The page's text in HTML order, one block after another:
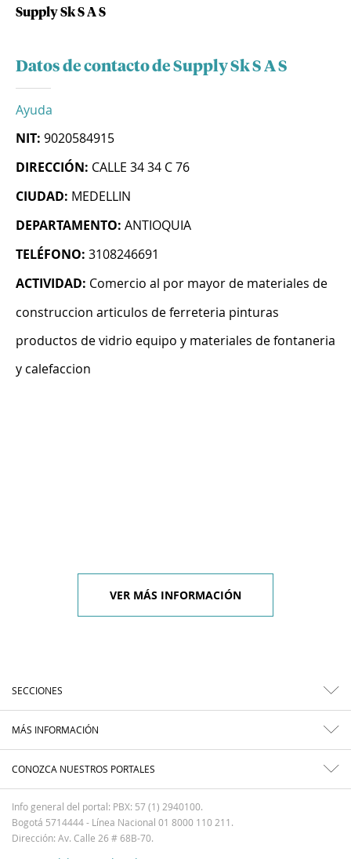
Supply Sk S A S
Datos de contacto de Supply Sk S A S
Ayuda
NIT: 9020584915
DIRECCIÓN: CALLE 34 34 C 76
CIUDAD: MEDELLIN
DEPARTAMENTO: ANTIOQUIA
TELÉFONO: 3108246691
ACTIVIDAD: Comercio al por mayor de materiales de
construccion articulos de ferreteria pinturas
productos de vidrio equipo y materiales de fontaneria
y calefaccion
VER MÁS INFORMACIÓN
SECCIONES
MÁS INFORMACIÓN
CONOZCA NUESTROS PORTALES
Info general del portal: PBX: 57 (1) 2940100.
Bogotá 5714444 - Línea Nacional 01 8000 110 211.
Dirección: Av. Calle 26 # 68B-70.